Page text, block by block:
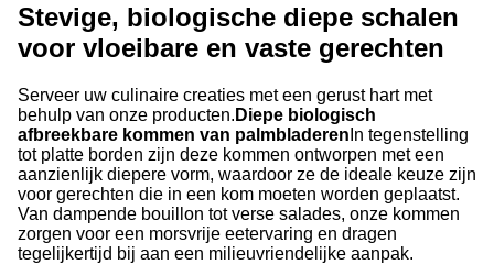
Stevige, biologische diepe schalen
voor vloeibare en vaste gerechten
Serveer uw culinaire creaties met een gerust hart met
behulp van onze producten. Diepe biologisch
afbreekbare kommen van palmbladeren In tegenstelling
tot platte borden zijn deze kommen ontworpen met een
aanzienlijk diepere vorm, waardoor ze de ideale keuze zijn
voor gerechten die in een kom moeten worden geplaatst.
Van dampende bouillon tot verse salades, onze kommen
zorgen voor een morsvrije eetervaring en dragen
tegelijkertijd bij aan een milieuvriendelijke aanpak.